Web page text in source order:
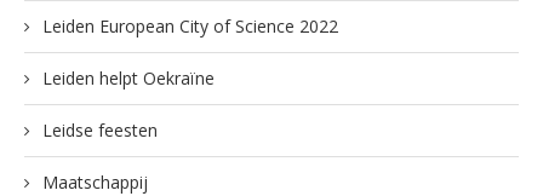
Leiden European City of Science 2022
Leiden helpt Oekraïne
Leidse feesten
Maatschappij